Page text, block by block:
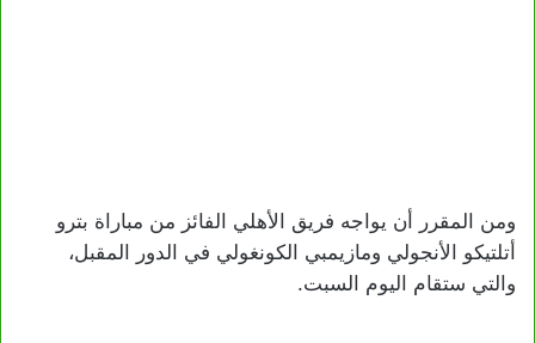
ومن المقرر أن يواجه فريق الأهلي الفائز من مباراة بترو
أتلتيكو الأنجولي ومازيمبي الكونغولي في الدور المقبل،
والتي ستقام اليوم السبت.